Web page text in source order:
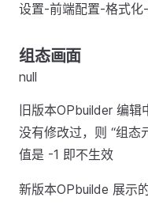
设置-前端配置-格式
组态画面
null
旧版本OPbuilder 编
没有修改过，则 “组态
值是 -1 即不生效
新版本OPbuilde 展示